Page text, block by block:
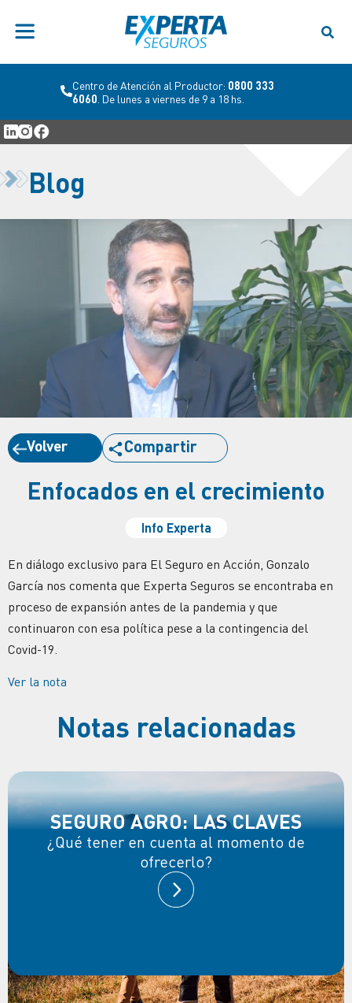
Centro de Atención al Productor: 0800 333
6060 . De lunes a viernes de 9 a 18 hs.
Blog
Volver Compartir
Enfocados en el crecimiento
Info Experta
En diálogo exclusivo para El Seguro en Acción, Gonzalo
García nos comenta que Experta Seguros se encontraba en
proceso de expansión antes de la pandemia y que
continuaron con esa política pese a la contingencia del
Covid-19.
Ver la nota
Notas relacionadas
SEGURO AGRO: LAS CLAVES
¿Qué tener en cuenta al momento de
ofrecerlo?